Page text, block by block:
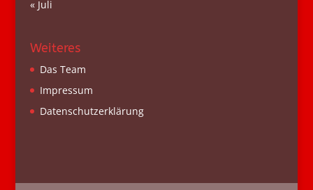
« Juli
Weiteres
Das Team
Impressum
Datenschutzerklärung